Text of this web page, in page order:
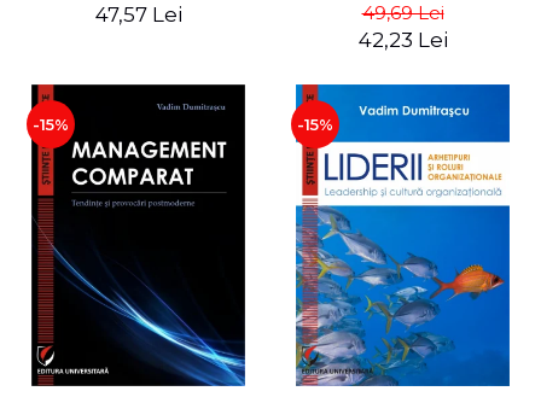
47,57 Lei
comportamentala - Vadim
Dumitrascu
49,69 Lei
42,23 Lei
-15% -15%